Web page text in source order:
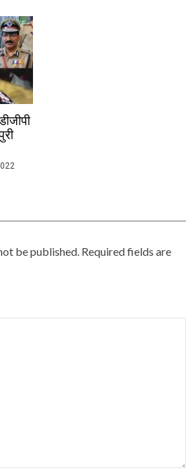
be published. Required fields are